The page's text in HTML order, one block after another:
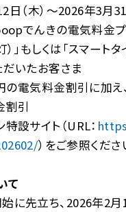
（木）～2026年3月31
でんきの電気料金プ
」もしくは「スマート
だいたお客さま
の電気料金割引に加え
割引
設サイト（URL：
）をご参照くださ
て
に先立ち、2026年2月